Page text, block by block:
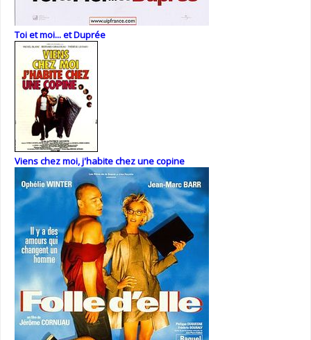
Toi et moi... et Duprée
Viens chez moi, j'habite chez une copine